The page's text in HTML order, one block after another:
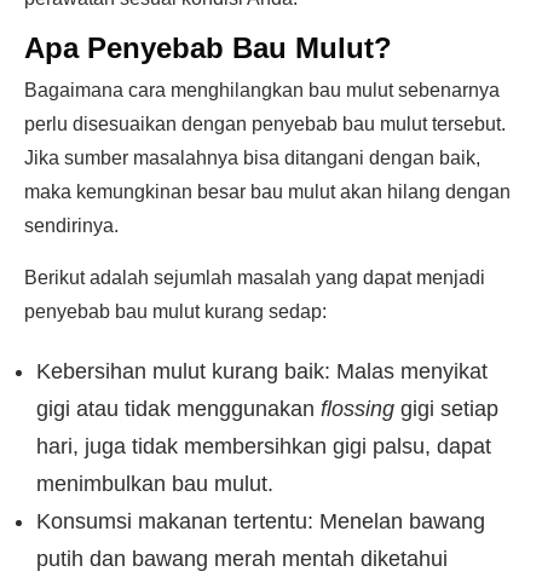
Apa Penyebab Bau Mulut?
Bagaimana cara menghilangkan bau mulut sebenarnya
perlu disesuaikan dengan penyebab bau mulut tersebut.
Jika sumber masalahnya bisa ditangani dengan baik,
maka kemungkinan besar bau mulut akan hilang dengan
sendirinya.
Berikut adalah sejumlah masalah yang dapat menjadi
penyebab bau mulut kurang sedap:
Kebersihan mulut kurang baik: Malas menyikat
gigi atau tidak menggunakan flossing gigi setiap
hari, juga tidak membersihkan gigi palsu, dapat
menimbulkan bau mulut.
Konsumsi makanan tertentu: Menelan bawang
putih dan bawang merah mentah diketahui